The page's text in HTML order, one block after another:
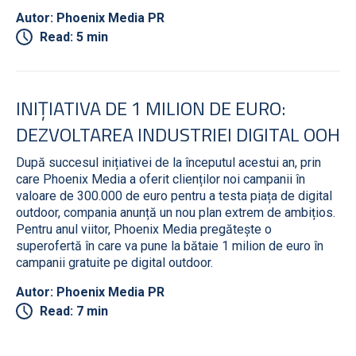
Autor: Phoenix Media PR
Read: 5 min
INIȚIATIVA DE 1 MILION DE EURO:
DEZVOLTAREA INDUSTRIEI DIGITAL OOH
După succesul inițiativei de la începutul acestui an, prin
care Phoenix Media a oferit clienților noi campanii în
valoare de 300.000 de euro pentru a testa piața de digital
outdoor, compania anunță un nou plan extrem de ambițios.
Pentru anul viitor, Phoenix Media pregătește o
superofertă în care va pune la bătaie 1 milion de euro în
campanii gratuite pe digital outdoor.
Autor: Phoenix Media PR
Read: 7 min